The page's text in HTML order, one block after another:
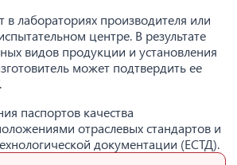
в лабораториях производителя или
центре. В результате
видов продукции и установления
может подтвердить ее
паспортов качества
отраслевых стандартов и
документации (ЕСТД).